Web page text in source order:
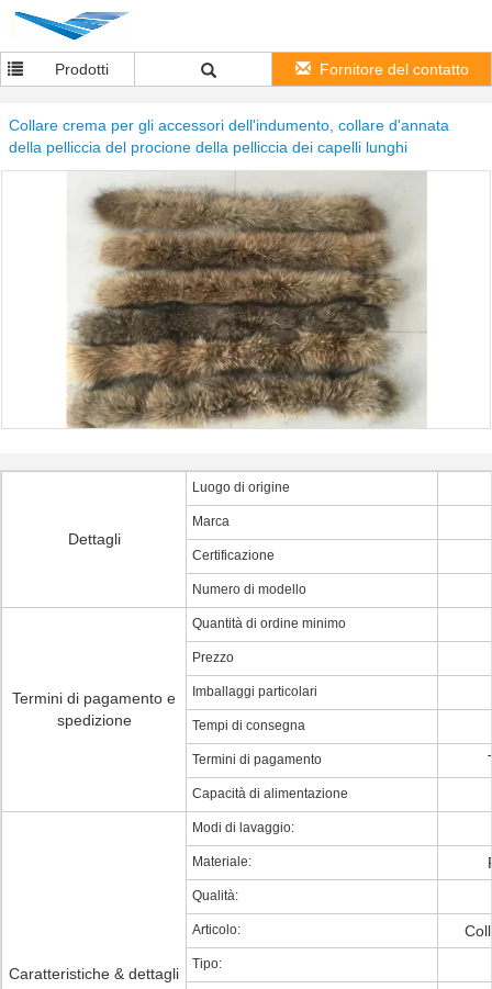
Prodotti Fornitore del contatto
Collare crema per gli accessori dell'indumento, collare d'annata
della pelliccia del procione della pelliccia dei capelli lunghi
Dettagli
Luogo di origine
Marca
Certificazione
Numero di modello
Termini di pagamento e
spedizione
Quantità di ordine minimo
Prezzo
Imballaggi particolari
Tempi di consegna
Termini di pagamento
Capacità di alimentazione
Caratteristiche & dettagli
Modi di lavaggio:
Materiale:
Qualità:
Articolo:
Tipo: